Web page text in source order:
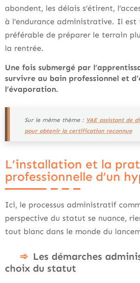
abondent, les délais s’étirent,
à l’endurance administrative. Il
préférable de préparer le terrain
la rentrée.
Une fois submergé par
survivre au bain professionnel et
l’évaporation.
Sur le même thème : VAE assistant de
pour obtenir la certification reconnue
L’installation et la
professionnelle d’un
Ici, le processus administratif
perspective du statut se nuance,
tout blanc dans le monde du
Les démarches
choix du statut